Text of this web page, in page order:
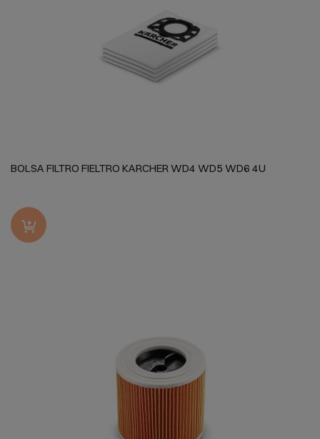
BOLSA FILTRO FIELTRO KARCHER WD4 WD5 WD6 4U